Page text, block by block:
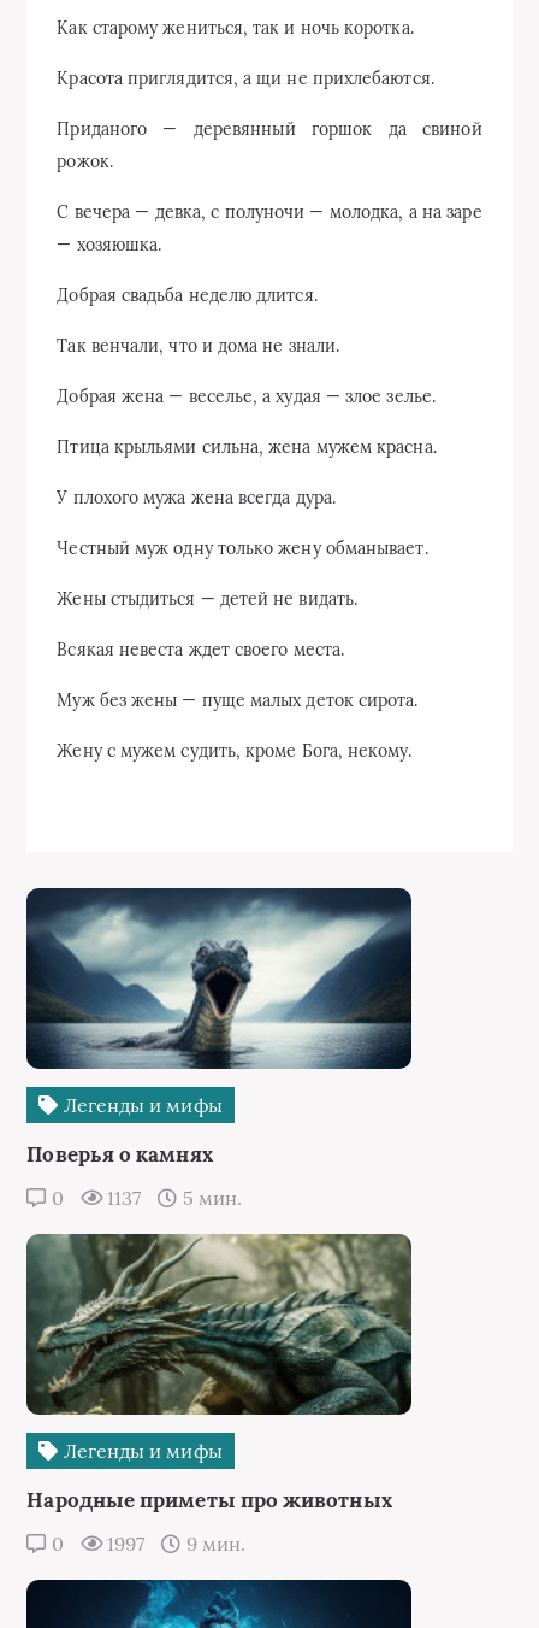
Как старому жениться, так и ночь коротка.
Красота приглядится, а щи не прихлебаются.
Приданого — деревянный горшок да свиной
рожок.
С вечера — девка, с полуночи — молодка, а на заре
— хозяюшка.
Добрая свадьба неделю длится.
Так венчали, что и дома не знали.
Добрая жена — веселье, а худая — злое зелье.
Птица крыльями сильна, жена мужем красна.
У плохого мужа жена всегда дура.
Честный муж одну только жену обманывает.
Жены стыдиться — детей не видать.
Всякая невеста ждет своего места.
Муж без жены — пуще малых деток сирота.
Жену с мужем судить, кроме Бога, некому.
Легенды и мифы
Поверья о камнях
0 1137 5 мин.
Легенды и мифы
Народные приметы про животных
0 1997 9 мин.